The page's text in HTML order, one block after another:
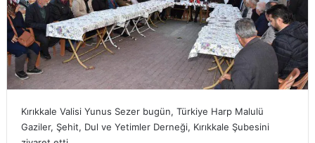
Kırıkkale Valisi Yunus Sezer bugün, Türkiye Harp Malulü
Gaziler, Şehit, Dul ve Yetimler Derneği, Kırıkkale Şubesini